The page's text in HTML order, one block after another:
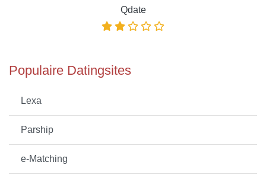
Qdate
Populaire Datingsites
Lexa
Parship
e-Matching